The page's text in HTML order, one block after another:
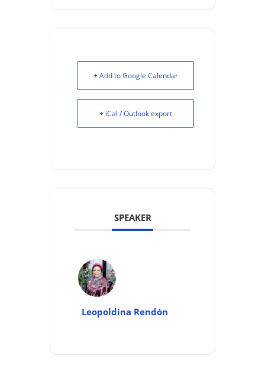
+ Add to Google Calendar
+ iCal / Outlook export
SPEAKER
Leopoldina Rendón